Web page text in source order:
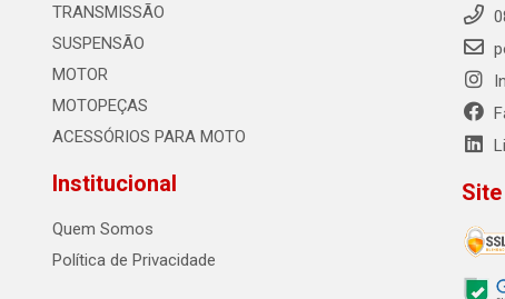
TRANSMISSÃO
SUSPENSÃO
MOTOR
MOTOPEÇAS
ACESSÓRIOS PARA MOTO
Institucional
Quem Somos
Política de Privacidade